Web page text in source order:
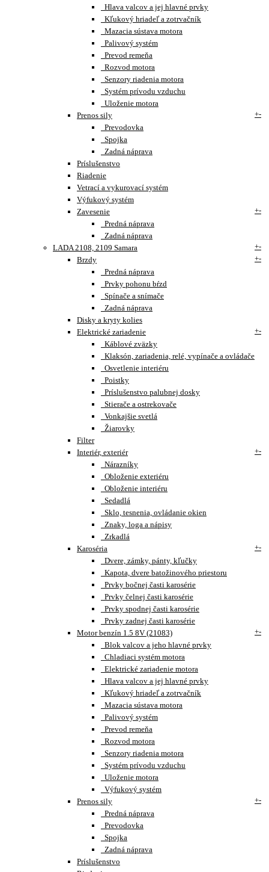
Hlava valcov a jej hlavné prvky
Kľukový hriadeľ a zotrvačník
Mazacia sústava motora
Palivový systém
Prevod remeňa
Rozvod motora
Senzory riadenia motora
Systém prívodu vzduchu
Uloženie motora
Prenos sily
+-
Prevodovka
Spojka
Zadná náprava
Príslušenstvo
Riadenie
Vetrací a vykurovací systém
Výfukový systém
Zavesenie
+-
Predná náprava
Zadná náprava
LADA 2108, 2109 Samara
+-
Brzdy
+-
Predná náprava
Prvky pohonu bŕzd
Spínače a snímače
Zadná náprava
Disky a kryty kolies
Elektrické zariadenie
+-
Káblové zväzky
Klaksón, zariadenia, relé, vypínače a ovládače
Osvetlenie interiéru
Poistky
Príslušenstvo palubnej dosky
Stierače a ostrekovače
Vonkajšie svetlá
Žiarovky
Filter
Interiér, exteriér
+-
Nárazníky
Obloženie exteriéru
Obloženie interiéru
Sedadlá
Sklo, tesnenia, ovládanie okien
Znaky, loga a nápisy
Zrkadlá
Karoséria
+-
Dvere, zámky, pánty, kľučky
Kapota, dvere batožinového priestoru
Prvky bočnej časti karosérie
Prvky čelnej časti karosérie
Prvky spodnej časti karosérie
Prvky zadnej časti karosérie
Motor benzín 1.5 8V (21083)
+-
Blok valcov a jeho hlavné prvky
Chladiaci systém motora
Elektrické zariadenie motora
Hlava valcov a jej hlavné prvky
Kľukový hriadeľ a zotrvačník
Mazacia sústava motora
Palivový systém
Prevod remeňa
Rozvod motora
Senzory riadenia motora
Systém prívodu vzduchu
Uloženie motora
Výfukový systém
Prenos sily
+-
Predná náprava
Prevodovka
Spojka
Zadná náprava
Príslušenstvo